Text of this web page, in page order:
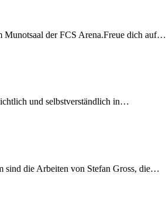
Munotsaal der FCS Arena.Freue dich auf…
und selbstverständlich in…
sind die Arbeiten von Stefan Gross, die…